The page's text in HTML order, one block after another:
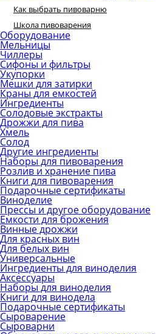
Как выбрать пивоварню
Школа пивоварения
Оборудование
Мельницы
Чиллеры
Сифоны и фильтры
Укупорки
Мешки для затирки
Краны для емкостей
Ингредиенты
Солодовые экстракты
Дрожжи для пива
Хмель
Солод
Другие ингредиенты
Наборы для пивоварения
Розлив и хранение пива
Книги для пивоварения
Подарочные сертификаты
Виноделие
Прессы и другое оборудование
Емкости для брожения
Винные дрожжи
Для красных вин
Для белых вин
Универсальные
Ингредиенты для виноделия
Аксессуары
Наборы для виноделия
Книги для винодела
Подарочные сертификаты
Сыроварение
Сыроварни